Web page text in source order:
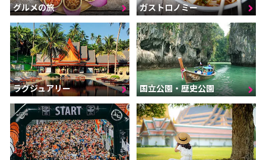
グルメの旅 ガストロノミー
ラグジュアリー 国立公園・歴史公園